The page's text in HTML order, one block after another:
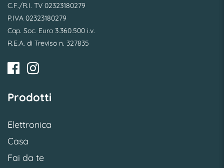
C.F./R.I. TV 02323180279
P.IVA 02323180279
Cap. Soc. Euro 3.360.500 i.v.
R.E.A. di Treviso n. 327835
Prodotti
Elettronica
Casa
Fai da te